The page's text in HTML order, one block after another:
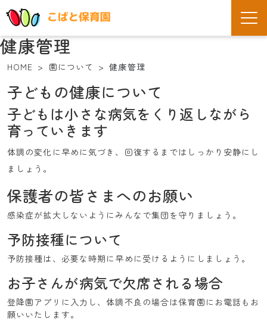
園について
お知らせ
採用情報
健康管理
HOME 園について 健康管理
子どもの健康について
子どもは小さな病気をくり返しながら
育っていきます
体調の変化に早めに気づき、回復するまではしっかり安静にし
ましょう。
保護者の皆さまへのお願い
感染症が拡大しないようにみんなで集団を守りましょう。
予防接種について
予防接種は、必要な時期に早めに受けるようにしましょう。
お子さんが病気で欠席される場合
登降園アプリに入力し、体調不良の場合は保育園にお電話もお
願いいたします。